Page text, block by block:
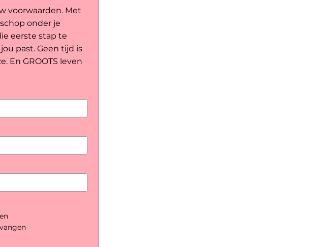
voorwaarden. Met
onder je
eerste stap te
past. Geen tijd is
En GROOTS leven